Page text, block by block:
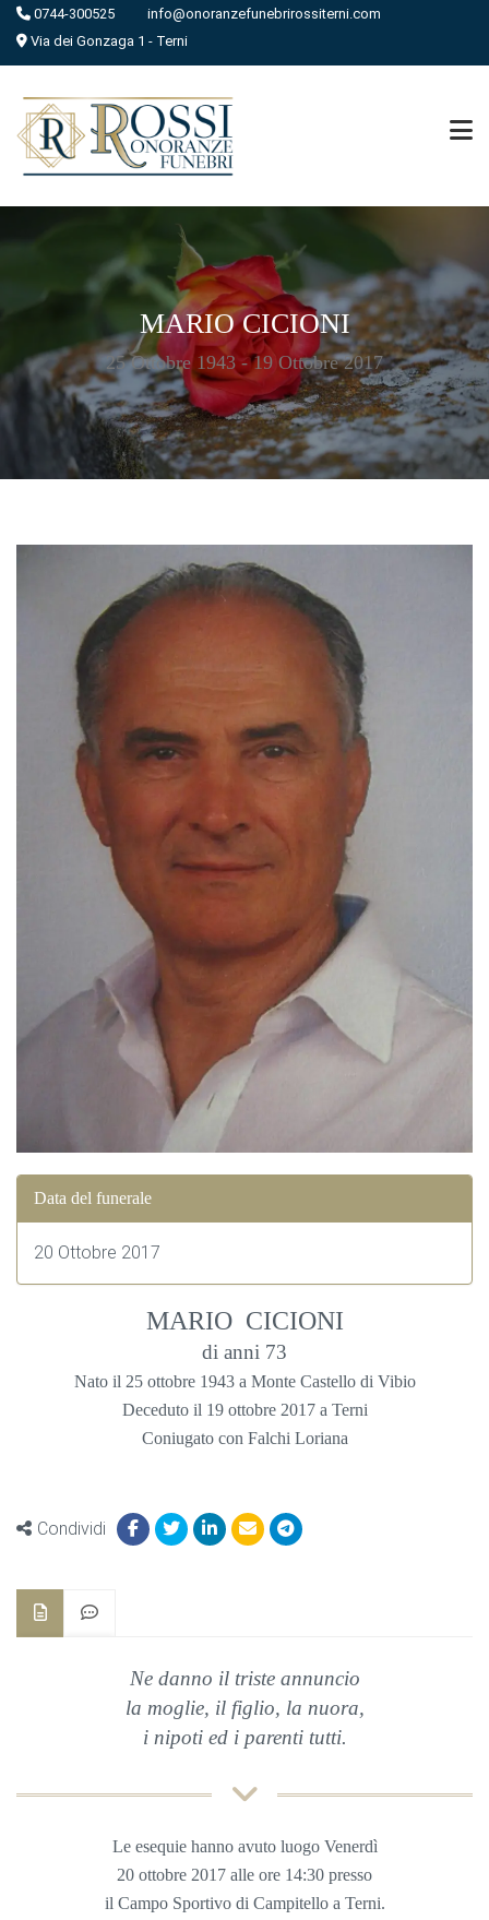
0744-300525
info@onoranzefunebrirossiterni.com
Via dei Gonzaga 1 - Terni
MARIO CICIONI
25 Ottobre 1943 - 19 Ottobre 2017
Data del funerale
20 Ottobre 2017
MARIO CICIONI
di anni 73
Nato il 25 ottobre 1943 a Monte Castello di Vibio
Deceduto il 19 ottobre 2017 a Terni
Coniugato con Falchi Loriana
Condividi
Ne danno il triste annuncio
la moglie, il figlio, la nuora,
i nipoti ed i parenti tutti.
Le esequie hanno avuto luogo Venerdì
20 ottobre 2017 alle ore 14:30 presso
il Campo Sportivo di Campitello a Terni.